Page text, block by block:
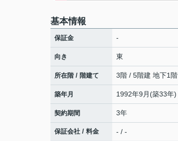
基本情報
保証金 -
向き 東
所在階 / 階建て 3階 / 5階建 地下1階
築年月 1992年9月(築33年)
契約期間 3年
保証会社 / 料金 - / -